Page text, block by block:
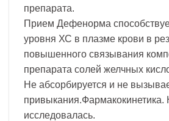
препарата.
Прием Дефенорма
уровня ХС в плазме крови в
повышенного связывания
препарата солей желчных
Не абсорбируется и не
привыкания.Фармакокинетика.
исследовалась.